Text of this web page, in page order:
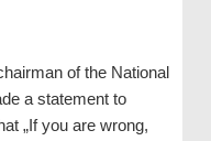
of the National
a statement to
„If you are wrong,